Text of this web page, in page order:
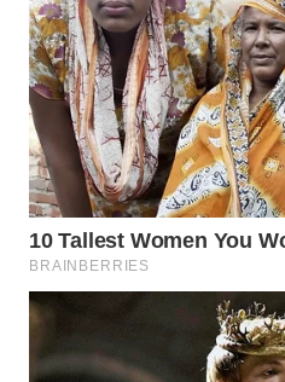
BEKASI
WN
BOGOR
WN
DEPOK
WN
WN